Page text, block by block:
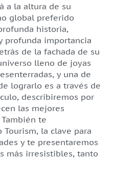
a la altura de su
global preferido
historia,
profunda importancia
de la fachada de su
lleno de joyas
y una de
lograrlo es a través de
describiremos por
las mejores
te
Tourism, la clave para
y te presentaremos
más irresistibles, tanto